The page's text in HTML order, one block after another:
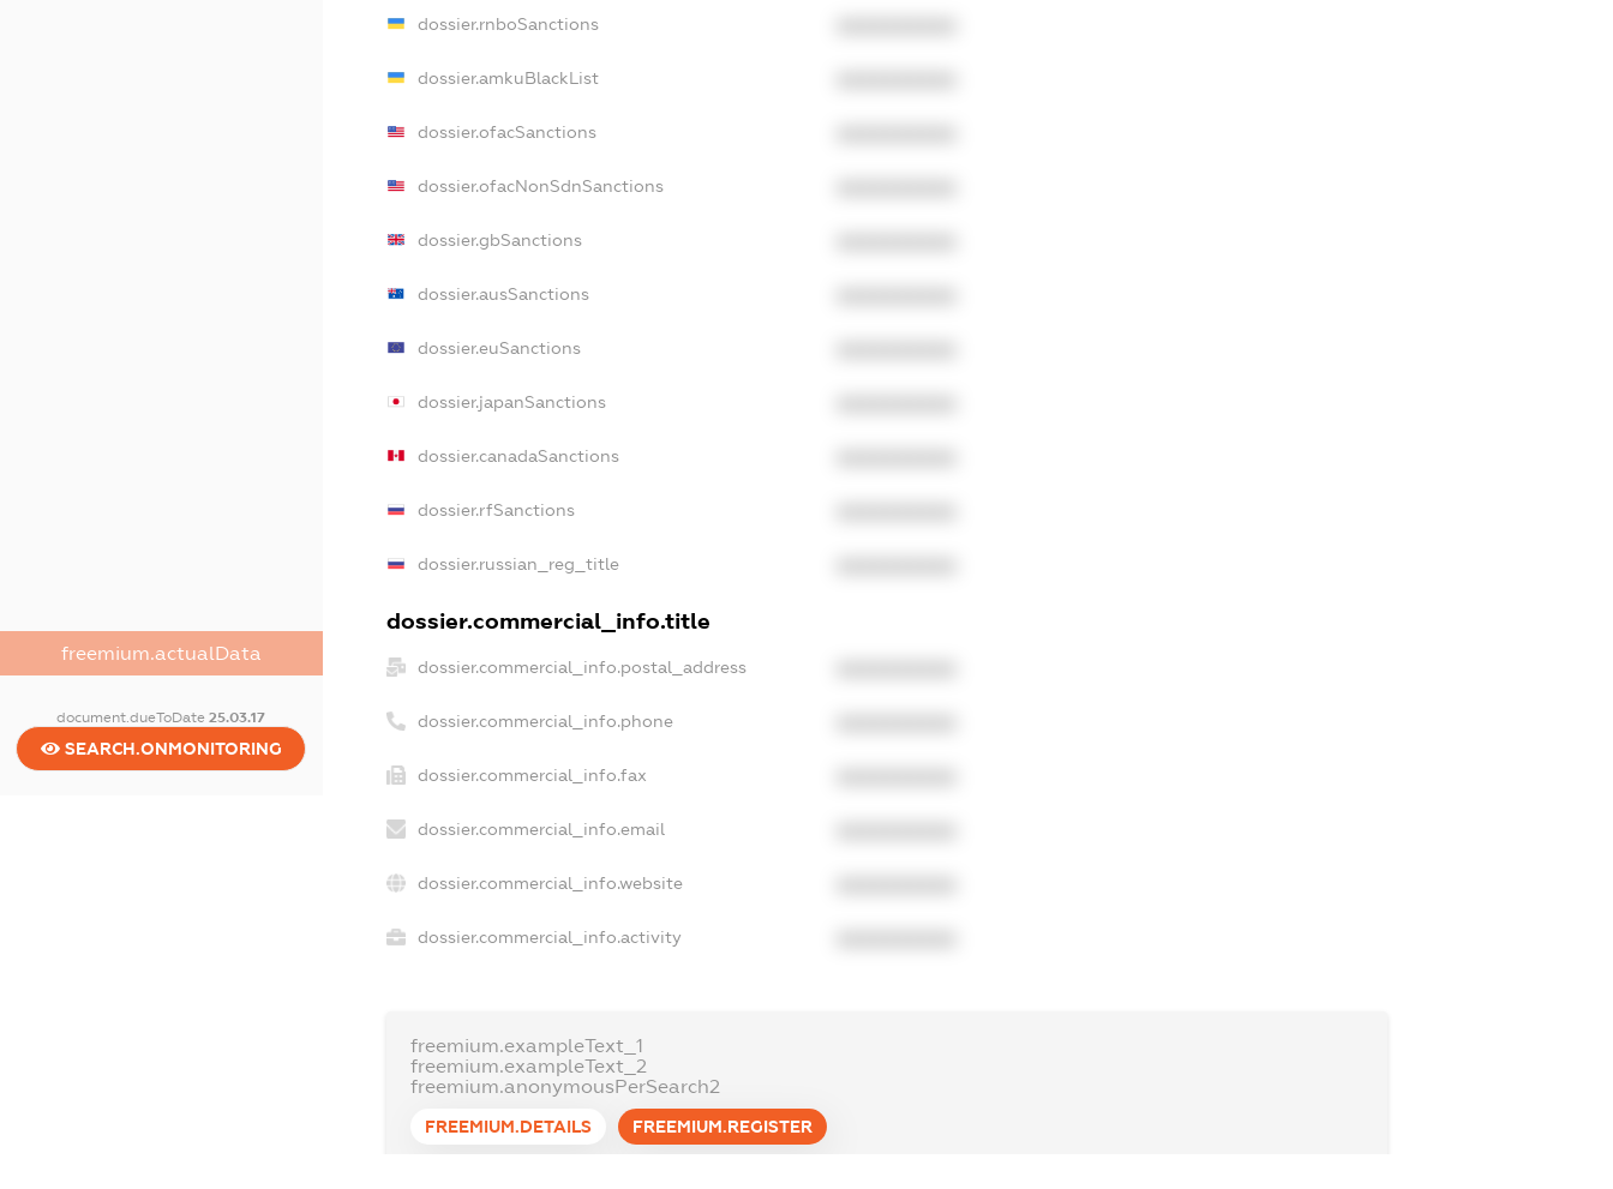
freemium.actualData
document.dueToDate25.03.17
SEARCH.ONMONITORING
dossier.rnboSanctions
dossier.amkuBlackList
dossier.ofacSanctions
dossier.ofacNonSdnSanctions
dossier.gbSanctions
dossier.ausSanctions
dossier.euSanctions
dossier.japanSanctions
dossier.canadaSanctions
dossier.rfSanctions
dossier.russian_reg_title
dossier.commercial_info.title
dossier.commercial_info.postal_address
dossier.commercial_info.phone
dossier.commercial_info.fax
dossier.commercial_info.email
dossier.commercial_info.website
dossier.commercial_info.activity
freemium.exampleText_1
freemium.exampleText_2
freemium.anonymousPerSearch2
FREEMIUM.DETAILS FREEMIUM.REGISTER